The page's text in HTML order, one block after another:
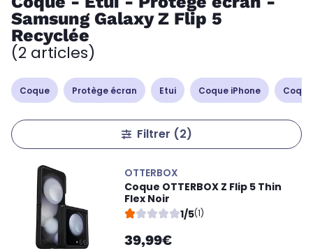
Samsung Galaxy Z Flip 5
Recyclée
(2 articles)
Coque Protège écran Etui Coque iPhone
Filtrer (2)
OTTERBOX
Coque OTTERBOX Z Flip 5 Thin
Flex Noir
1/5(1)
39,99€